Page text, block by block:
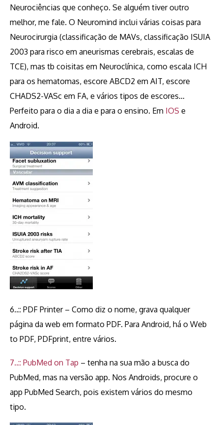
Neurociências que conheço. Se alguém tiver outro
melhor, me fale. O Neuromind inclui várias coisas para
Neurocirurgia (classificação de MAVs, classificação ISUIA
2003 para risco em aneurismas cerebrais, escalas de
TCE), mas tb coisitas em Neuroclínica, como escala ICH
para os hematomas, escore ABCD2 em AIT, escore
CHADS2-VASc em FA, e vários tipos de escores…
Perfeito para o dia a dia e para o ensino. Em IOS e
Android.
6..:: PDF Printer – Como diz o nome, grava qualquer
página da web em formato PDF. Para Android, há o Web
to PDF, PDFprint, entre vários.
7..:: PubMed on Tap – tenha na sua mão a busca do
PubMed, mas na versão app. Nos Androids, procure o
app PubMed Search, pois existem vários do mesmo
tipo.